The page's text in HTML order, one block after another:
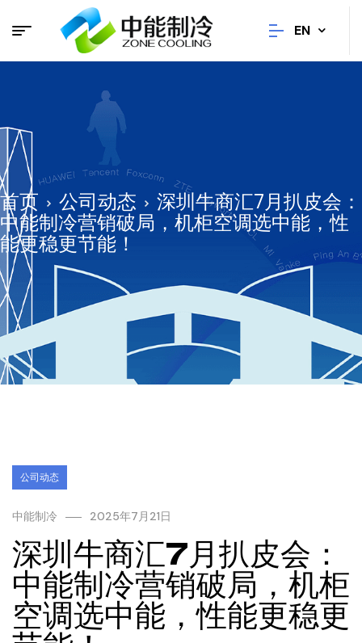
EN
首页 公司动态
深圳牛商汇7月扒皮会：
中能制冷营销破局，机柜空调选中能，性
能更稳更节能！
公司动态
中能制冷 2025年7月21日
深圳牛商汇7月扒皮会：
中能制冷营销破局，机柜
空调选中能，性能更稳更